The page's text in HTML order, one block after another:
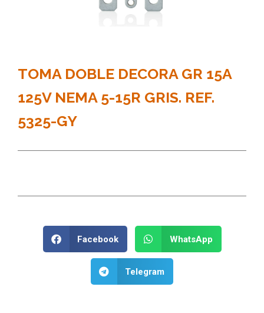
TOMA DOBLE DECORA GR 15A
125V NEMA 5-15R GRIS. REF.
5325-GY
Facebook WhatsApp
Telegram